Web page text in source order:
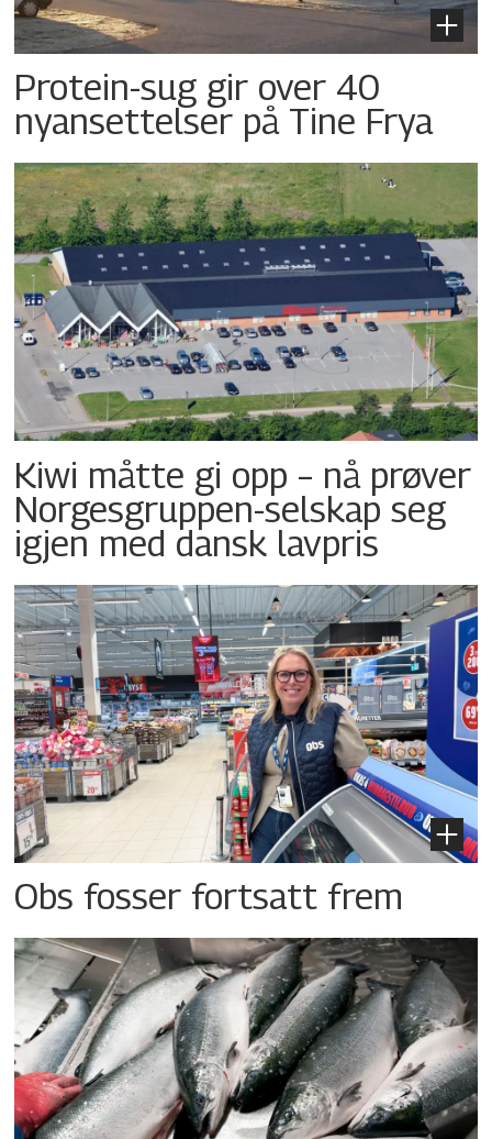
Protein-sug gir over 40
nyansettelser på Tine Frya
Kiwi måtte gi opp – nå prøver
Norgesgruppen-selskap seg
igjen med dansk lavpris
Obs fosser fortsatt frem